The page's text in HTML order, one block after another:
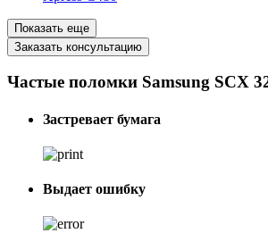
Показать еще
Заказать консультацию
Частые поломки Samsung SCX
Застревает бумага
Выдает ошибку